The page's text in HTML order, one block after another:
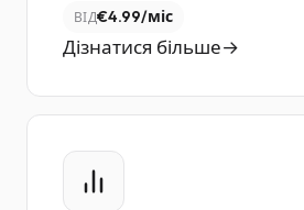
ВІД€4.99/міс
Дізнатися більше